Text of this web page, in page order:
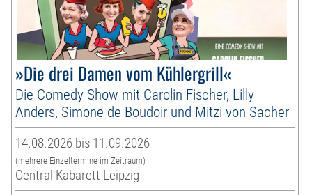
»Die drei Damen vom Kühlergrill«
Die Comedy Show mit Carolin Fischer, Lilly
Anders, Simone de Boudoir und Mitzi von Sacher
14.08.2026 bis 11.09.2026
(mehrere Einzeltermine im Zeitraum)
Central Kabarett Leipzig